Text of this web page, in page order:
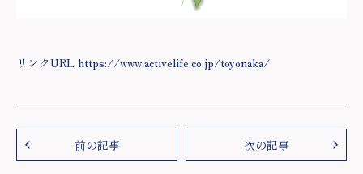
リンクURL https://www.activelife.co.jp/toyonaka/
前の記事 次の記事